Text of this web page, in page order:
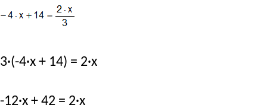
3·(-4·x + 14) = 2·x
-12·x + 42 = 2·x